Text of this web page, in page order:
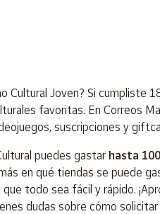
Cultural Joven? Si cumpliste
favoritas. En Correos
suscripciones y
puedes gastar hasta
en qué tiendas se puede
todo sea fácil y rápido.
dudas sobre cómo